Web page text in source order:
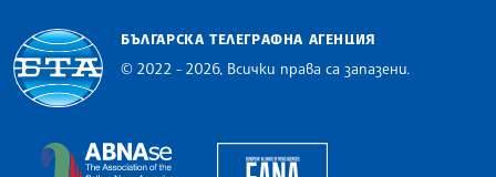
БЪЛГАРСКА ТЕЛЕГРАФНА АГЕНЦИЯ
© 2022 - 2026, Всички права са запазени.
The Assocoation of the Balkan News Agencies